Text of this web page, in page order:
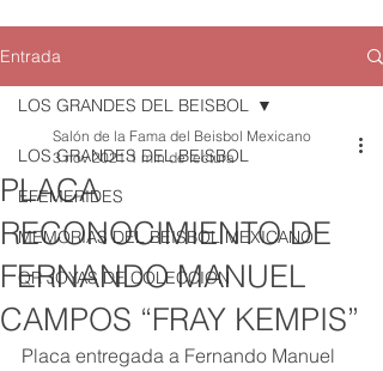
Entrada
LOS GRANDES DEL BEISBOL
EFEMERIDES
MEMORIAS DEL BEISBOL MEXICANO
QR JOYAS DE COLECCION
LOS GRANDES DEL BEISBOL
PLACA
RECONOCIMIENTO DE
FERNANDO MANUEL
CAMPOS “FRAY KEMPIS”
Salón de la Fama del Beisbol Mexicano
3 nov 2021 1 min de lectura
Placa entregada a Fernando Manuel